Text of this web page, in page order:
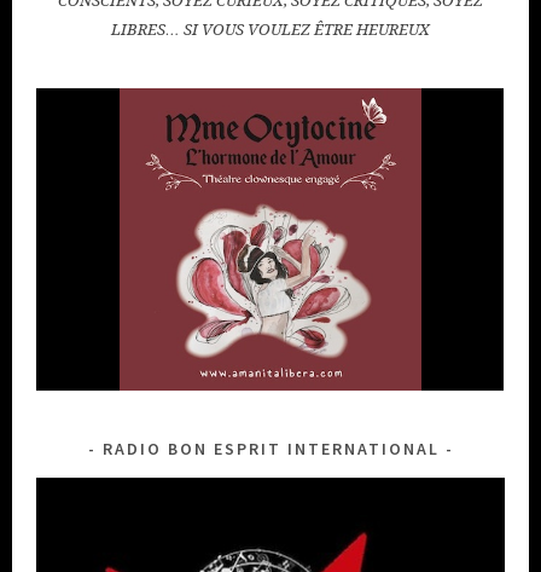
LIBRES… SI VOUS VOULEZ ÊTRE HEUREUX
RADIO BON ESPRIT INTERNATIONAL